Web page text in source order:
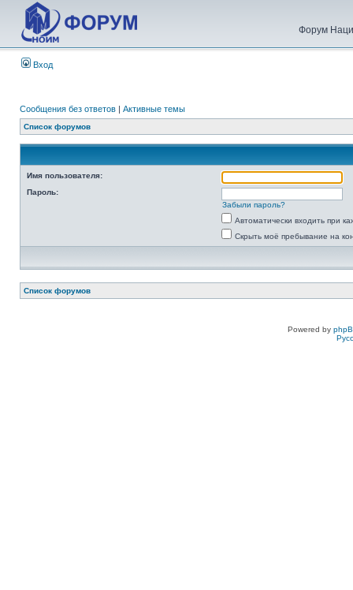
Форум
Вход
Сообщения без ответов | Активные темы
Список форумов
Имя пользователя:
Пароль:
Забыли пароль?
Автоматически входить при
Скрыть моё пребывание на
Список форумов
Powered by